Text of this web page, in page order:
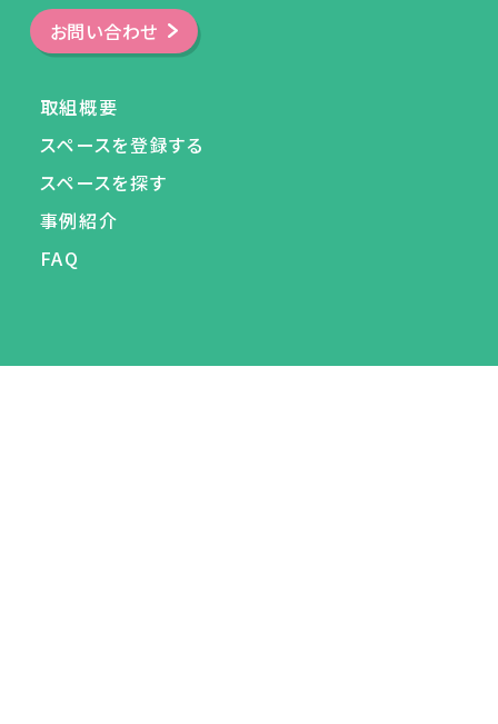
お問い合わせ
取組概要
スペースを登録する
スペースを探す
事例紹介
FAQ